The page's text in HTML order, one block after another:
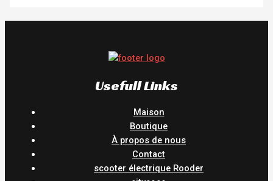
Usefull Links
Maison
Boutique
À propos de nous
Contact
scooter électrique Rooder